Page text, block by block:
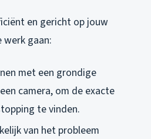
en gericht op jouw
werk gaan:
met een grondige
camera, om de exacte
te vinden.
van het probleem